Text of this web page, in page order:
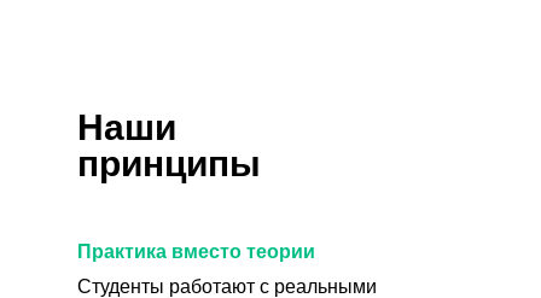
Наши
принципы
Практика вместо теории
Студенты работают с реальными